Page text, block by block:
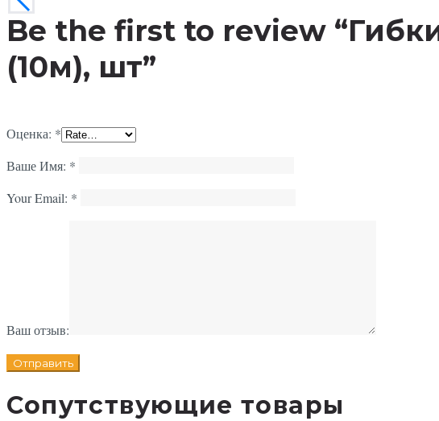
Be the first to review
(10м), шт”
Оценка: *
Ваше Имя: *
Your Email: *
Ваш отзыв:
Сопутствующие товары